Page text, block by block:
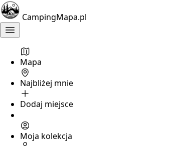
CampingMapa.pl
Mapa
Najbliżej mnie
Dodaj miejsce
Moja kolekcja